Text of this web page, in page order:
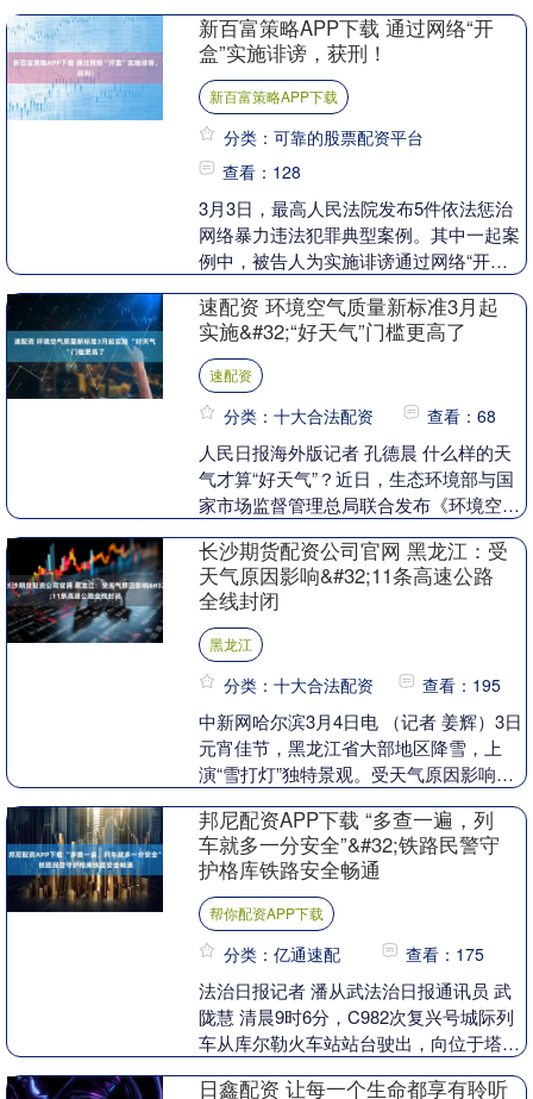
野生动物放归活....
新百富策略APP下载 通过网络“开
盒”实施诽谤，获刑！
新百富策略APP下载
分类：可靠的股票配资平台
查看：128
3月3日，最高人民法院发布5件依法惩治
网络暴力违法犯罪典型案例。其中一起案
例中，被告人为实施诽谤通过网络“开
罚。 案情显示，被....
速配资 环境空气质量新标准3月起
实施&#32;“好天气”门槛更高了
速配资
分类：十大合法配资 查看：68
人民日报海外版记者 孔德晨 什么样的天
气才算“好天气”？近日，生态环境部与国
家市场监督管理总局联合发布《环境空气
空气质量指....
长沙期货配资公司官网 黑龙江：受
天气原因影响&#32;11条高速公路
全线封闭
黑龙江
分类：十大合法配资 查看：195
中新网哈尔滨3月4日电 （记者 姜辉）3日
元宵佳节，黑龙江省大部地区降雪，上
演“雪打灯”独特景观。受天气原因影响，
封闭，....
邦尼配资APP下载 “多查一遍，列
车就多一分安全”&#32;铁路民警守
护格库铁路安全畅通
帮你配资APP下载
分类：亿通速配 查看：175
法治日报记者 潘从武法治日报通讯员 武
陇慧 清晨9时6分，C982次复兴号城际列
车从库尔勒火车站站台驶出，向位于塔克
日鑫配资 让每一个生命都享有聆听